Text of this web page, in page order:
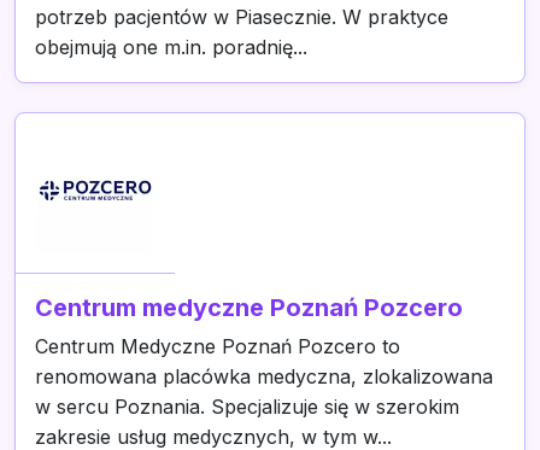
potrzeb pacjentów w Piasecznie. W praktyce
obejmują one m.in. poradnię...
Centrum medyczne Poznań Pozcero
Centrum Medyczne Poznań Pozcero to
renomowana placówka medyczna, zlokalizowana
w sercu Poznania. Specjalizuje się w szerokim
zakresie usług medycznych, w tym w...